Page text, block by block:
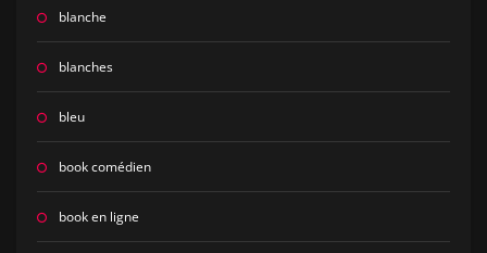
blanche
blanches
bleu
book comédien
book en ligne